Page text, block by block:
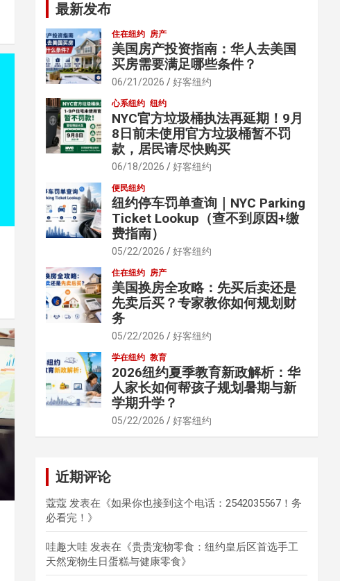
最新发布
住在纽约 房产
美国房产投资指南：华人去美国
买房需要满足哪些条件？
06/21/2026 好客纽约
心系纽约 纽约
NYC官方垃圾桶执法再延期！9月
8日前未使用官方垃圾桶暂不罚
款，居民请尽快购买
06/18/2026 好客纽约
便民纽约
纽约停车罚单查询｜NYC Parking
Ticket Lookup（查不到原因+缴
费指南）
05/22/2026 好客纽约
住在纽约 房产
美国换房全攻略：先买后卖还是
先卖后买？专家教你如何规划财
务
05/22/2026 好客纽约
学在纽约 教育
2026纽约夏季教育新政解析：华
人家长如何帮孩子规划暑期与新
学期升学？
05/22/2026 好客纽约
近期评论
蔻蔻 发表在《如果你也接到这个电话：2542035567！务
必看完！ 》
哇趣大哇 发表在《贵贵宠物零食：纽约皇后区首选手工
天然宠物生日蛋糕与健康零食》